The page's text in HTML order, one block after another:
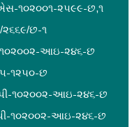
૧૦૨૦૦૧-૨૫૯૯-છ,૧
૨૬૬૯/છ-૧
આઇ-૨૪૬-છ
૧૨૫૦-છ
૧૦૨૦૦૨-આઇ-૨૪૬-છ
૧૦૨૦૦૨-આઇ-૨૪૬-છ